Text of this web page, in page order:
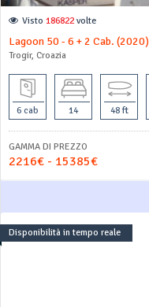
Visto 186822 volte
Lagoon 50 - 6 + 2 Cab. (2020)
Trogir, Croazia
6 cab 14 48 ft
GAMMA DI PREZZO
2216€ - 15385€
Disponibilità in tempo reale